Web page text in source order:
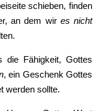
schieben, finden
an dem wir es nicht
die Fähigkeit, Gottes
, ein Geschenk Gottes
werden sollte.